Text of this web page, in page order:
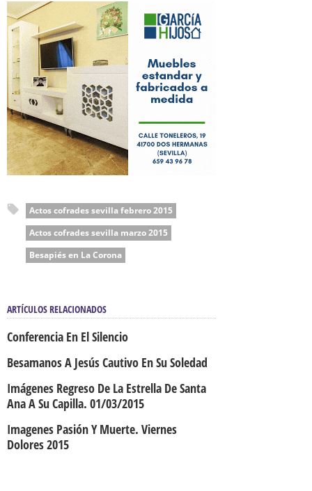
Actos cofrades sevilla febrero 2015
Actos cofrades sevilla marzo 2015
Besapiés en La Corona
ARTÍCULOS RELACIONADOS
Conferencia En El Silencio
Besamanos A Jesús Cautivo En Su Soledad
Imágenes Regreso De La Estrella De Santa
Ana A Su Capilla. 01/03/2015
Imagenes Pasión Y Muerte. Viernes
Dolores 2015